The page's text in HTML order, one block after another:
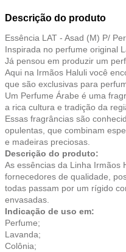
Descrição do produto
Essência LAT - Asad (M) P/
Inspirada no perfume original
Já pensou em produzir um
Aqui na Irmãos Haluli você
que são exclusivas para
Um Perfume Árabe é uma
a rica cultura e tradição da
Essas fragrâncias são
opulentas, que combinam
e madeiras preciosas.
Descrição do produto:
As essências da Linha Irmãos
fornecedores de qualidade,
todas passam por um rígido
envasadas.
Indicação de uso em:
Perfume;
Lavanda;
Colônia;